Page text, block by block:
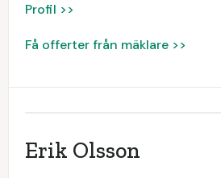
Profil >>
Få offerter från mäklare >>
Erik Olsson